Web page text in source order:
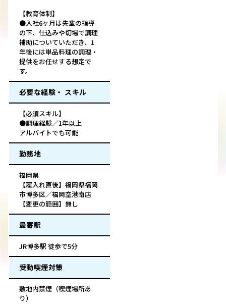
【教育体制】
●入社6ヶ月は先輩の指導
の下、仕込みや切場で調理
補助についていただき、1
年後には単品料理の調理・
提供をお任せする想定で
す。
必要な経験・ スキル
【必須スキル】
●調理経験／1年以上
アルバイトでも可能
勤務地
福岡県
【雇入れ直後】福岡県福岡
市博多区／福岡空港南店
【変更の範囲】無し
最寄駅
JR博多駅 徒歩で5分
受動喫煙対策
敷地内禁煙（喫煙場所あ
り）